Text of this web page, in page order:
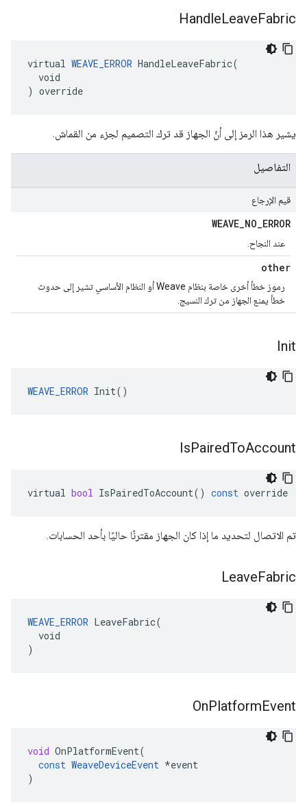
HandleLeaveFabric
virtual WEAVE_ERROR HandleLeaveFabric(
  void
) override
يشير هذا الرمز إلى أنّ الجهاز قد ترك التصميم لجزء من القماش.
التفاصيل
قيم الإرجاع
WEAVE_NO_ERROR
عند النجاح.
other
رموز خطأ أخرى خاصة بنظام Weave أو النظام الأساسي تشير إلى حدوث
خطأ يمنع الجهاز من ترك النسيج.
Init
WEAVE_ERROR Init()
IsPairedToAccount
virtual bool IsPairedToAccount() const override
تم الاتصال لتحديد ما إذا كان الجهاز مقترنًا حاليًا بأحد الحسابات.
LeaveFabric
WEAVE_ERROR LeaveFabric(
  void
)
OnPlatformEvent
void OnPlatformEvent(
const WeaveDeviceEvent *event
)